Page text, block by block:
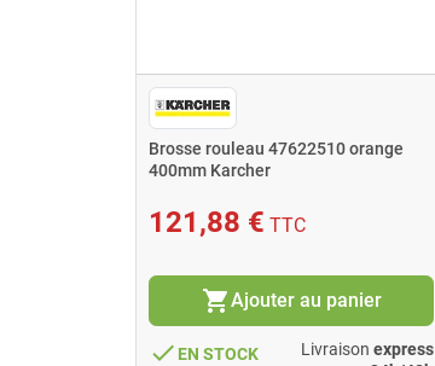
Brosse rouleau 47622510 orange
400mm Karcher
121,88 € TTC
shopping_cartAjouter au panier
done EN STOCK Livraison express